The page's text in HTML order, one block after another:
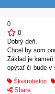
0
0
Dobrý deň.
Chcel by som
Základ je
opýtať či bude v
Škvárobetón
Share